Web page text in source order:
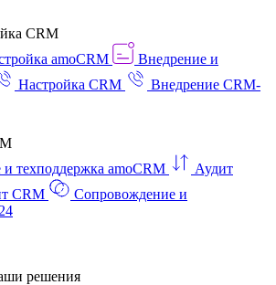
CRM
amoCRM
Внедрение и
Настройка CRM
Внедрение CRM-
техподдержка amoCRM
Аудит
CRM
Сопровождение и
решения